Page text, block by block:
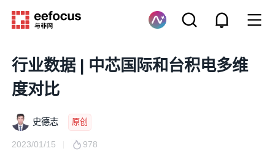
行业数据 | 中芯国际和台积电多维
度对比
史德志 原创
2023/01/15 978